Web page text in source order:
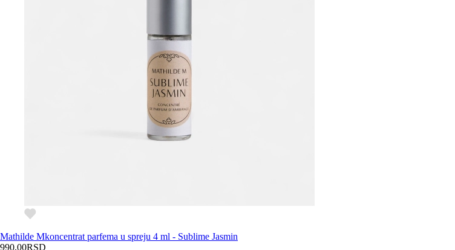
Mathilde Mkoncentrat parfema u spreju 4 ml - Sublime Jasmin
990,00RSD